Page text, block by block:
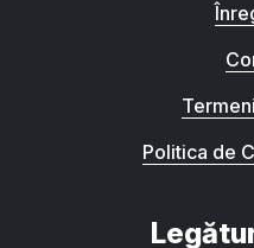
Politica de